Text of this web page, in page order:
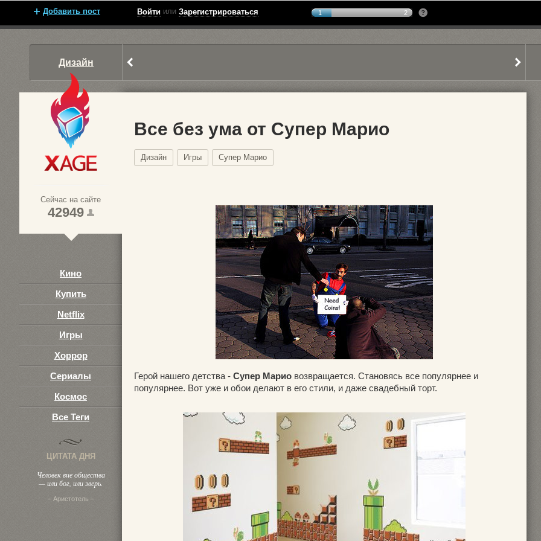
Добавить пост Войти или Зарегистрироваться 1 2
Дизайн
Сейчас на сайте
42949
Кино
Купить
Netflix
Игры
Хоррор
Сериалы
Космос
Все Теги
ЦИТАТА ДНЯ
Человек вне общества
— или бог, или зверь.
– Аристотель –
Все без ума от Супер Марио
Дизайн Игры Супер Марио
Герой нашего детства - Супер Марио возвращается. Становясь все популярнее и
популярнее. Вот уже и обои делают в его стили, и даже свадебный торт.